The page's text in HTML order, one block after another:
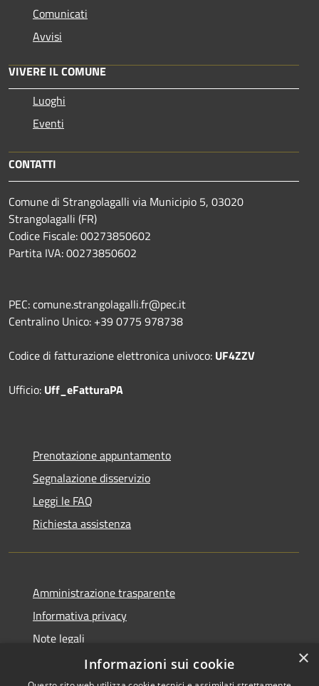
Comunicati
Avvisi
VIVERE IL COMUNE
Luoghi
Eventi
CONTATTI
Comune di Strangolagalli via Municipio 5, 03020
Strangolagalli (FR)
Codice Fiscale: 00273850602
Partita IVA: 00273850602
PEC: comune.strangolagalli.fr@pec.it
Centralino Unico: +39 0775 978738
Codice di fatturazione elettronica univoco: UF4ZZV
Ufficio: Uff_eFatturaPA
Prenotazione appuntamento
Segnalazione disservizio
Leggi le FAQ
Richiesta assistenza
Amministrazione trasparente
Informativa privacy
Note legali
Dichiarazione di accessibilità
×
Informazioni sui cookie